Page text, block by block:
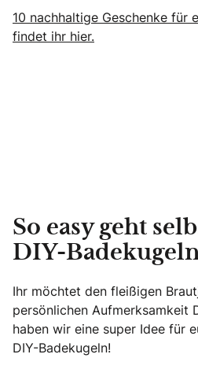
10 nachhaltige Geschenke für
findet ihr hier.
So easy geht
DIY-Badekugeln
Ihr möchtet den fleißigen
persönlichen Aufmerksamkeit
haben wir eine super Idee für
DIY-Badekugeln!